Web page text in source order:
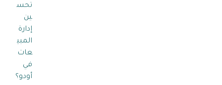
تحس
ين
إدارة
المبي
عات
في
أودو؟